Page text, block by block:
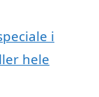
i
hele